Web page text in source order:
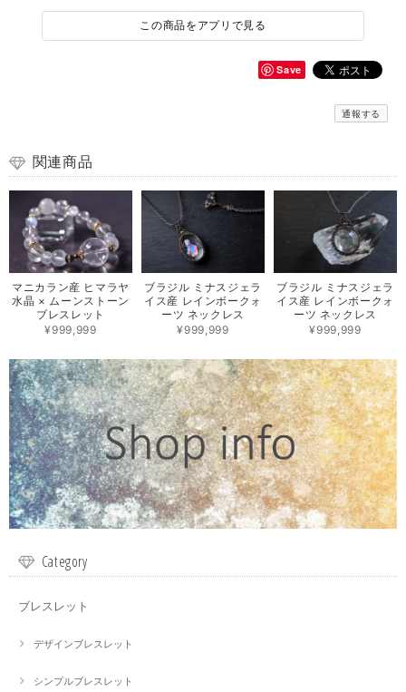
この商品をアプリで見る
Save
通報する
関連商品
マニカラン産 ヒマラヤ
水晶 × ムーンストーン
ブレスレット
¥999,999
ブラジル ミナスジェラ
イス産 レインボークォ
ーツ ネックレス
¥999,999
ブラジル ミナスジェラ
イス産 レインボークォ
ーツ ネックレス
¥999,999
Category
ブレスレット
デザインブレスレット
シンプルブレスレット